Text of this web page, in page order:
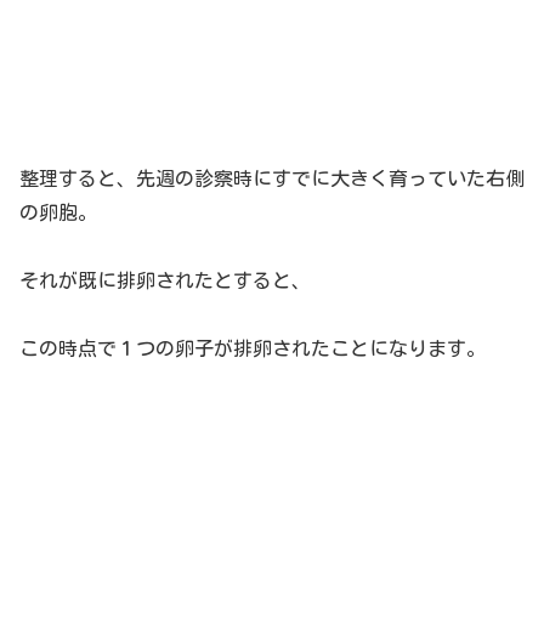
整理すると、先週の診察時にすでに大きく育っていた右側
の卵胞。
それが既に排卵されたとすると、
この時点で１つの卵子が排卵されたことになります。